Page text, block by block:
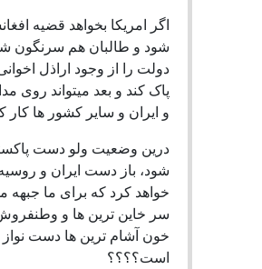
اگر امریکا بخواهد قضیه
شود و طالبان هم سرنگون
دولت را از وجود اراذل
پاک کند و بعد میتواند روی
و ایران و سایر کشور ها کار
درین وضعیت ولو دست
شود، باز دست ایران و
خواهد کرد که برای ما جبهه
سر خاین ترین ها و
خون آشام ترین ها دست
است؟؟؟؟